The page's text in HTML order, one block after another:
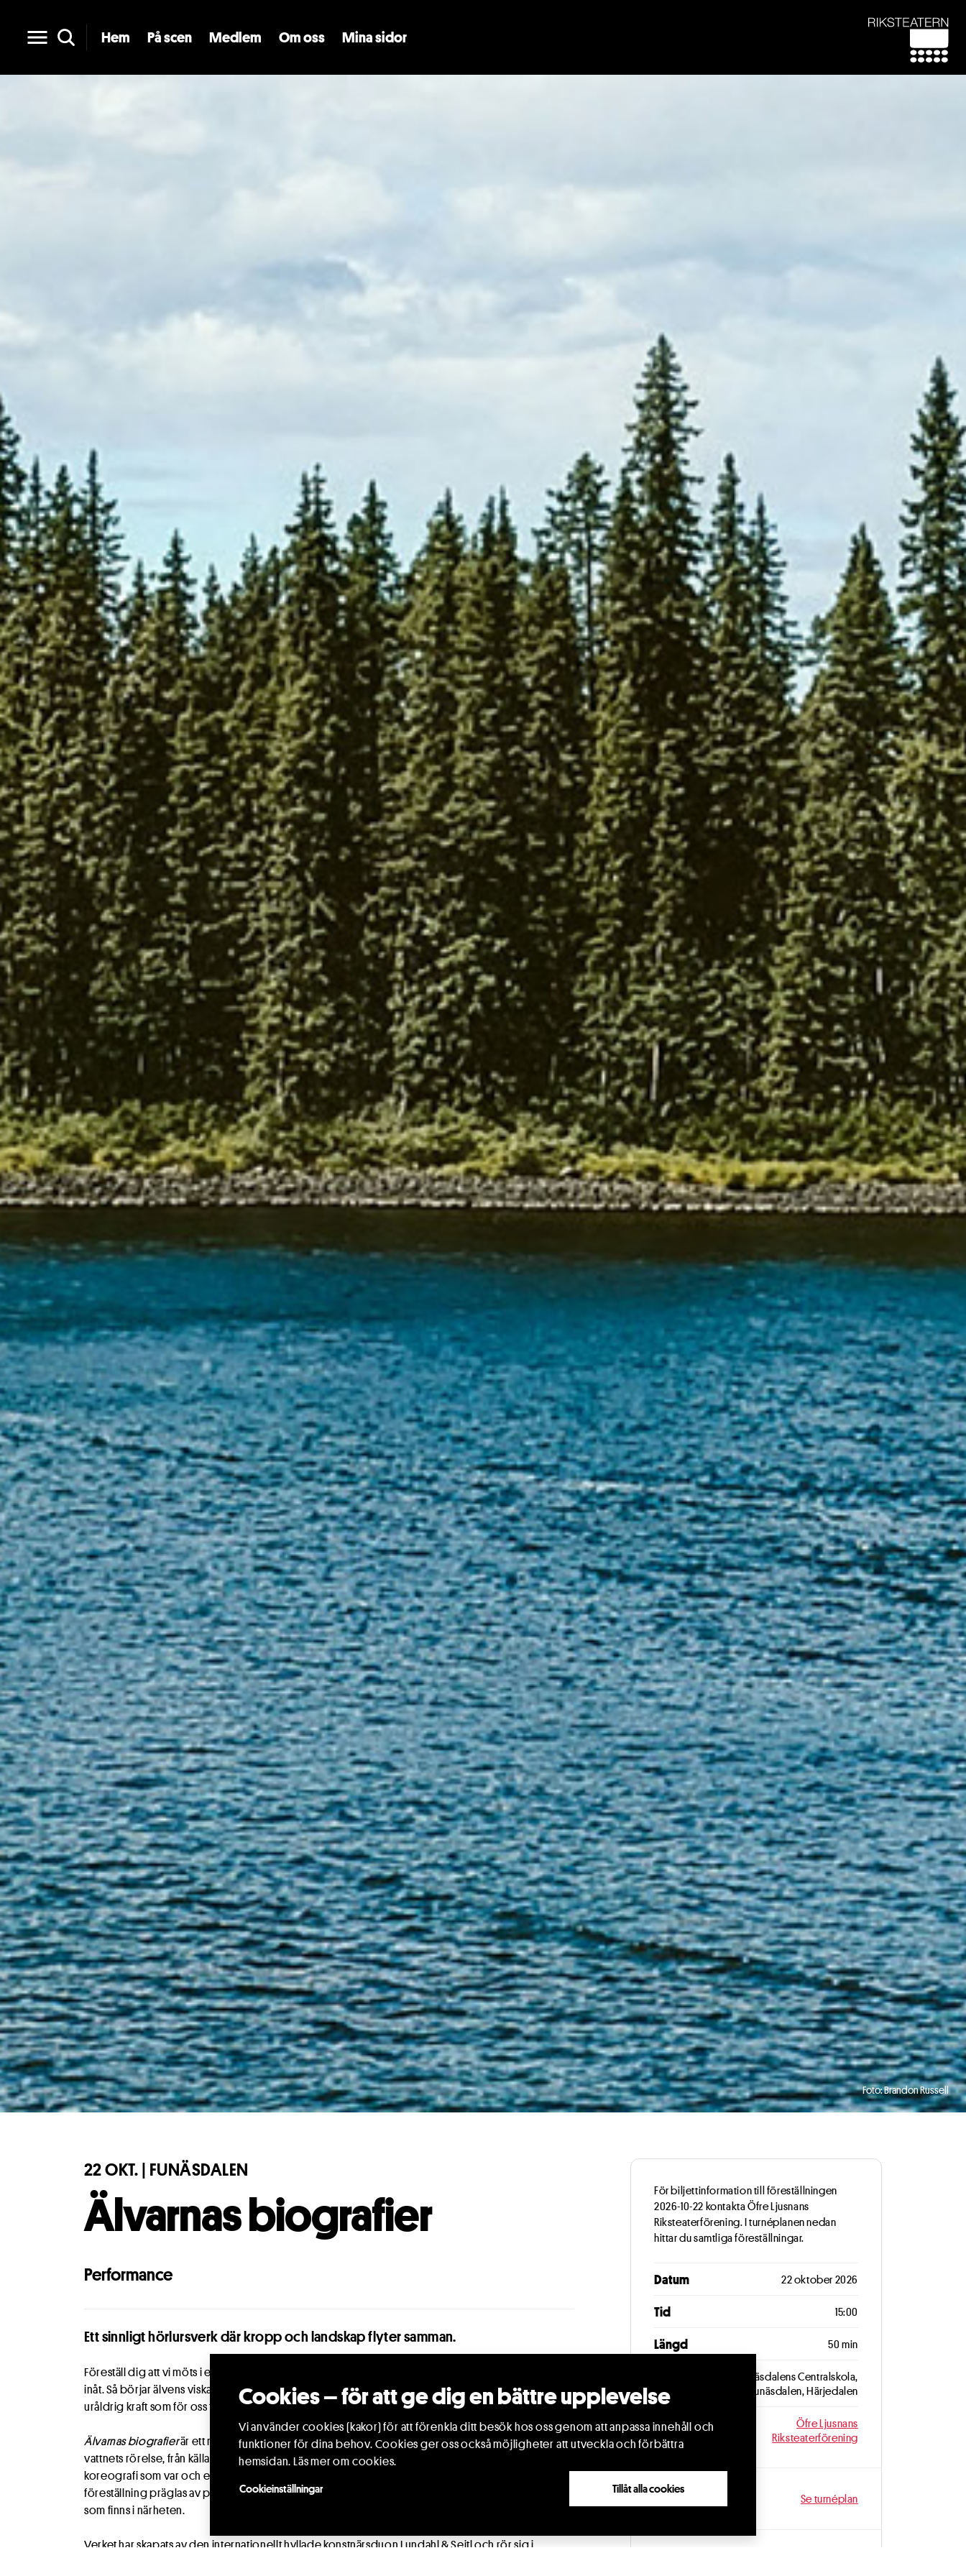
Cookies – för att ge dig en bättre upplevelse
Vi använder cookies (kakor) för att förenkla ditt besök hos oss genom att anpassa innehåll och
funktioner för dina behov. Cookies ger oss också möjligheter att utveckla och förbättra
hemsidan.Läs mer om cookies.
Cookieinställningar Tillåt alla cookies
Hem På scen Medlem Om oss Mina sidor
Foto: Brandon Russell
För biljettinformation till föreställningen
2026-10-22 kontakta Öfre Ljusnans
Riksteaterförening. I turnéplanen nedan
hittar du samtliga föreställningar.
Datum 22 oktober 2026
Tid 15:00
Längd 50 min
Funäsdalens Centralskola,
Funäsdalen, Härjedalen
Arrangör
Öfre Ljusnans
Riksteaterförening
Fler datum Se turnéplan
22 OKT. | FUNÄSDALEN
Älvarnas biografier
Performance
Ett sinnligt hörlursverk där kropp och landskap flyter samman.
Föreställ dig att vi möts i ett rum fyllt av dimma. Vi tar på oss hörlurar och vänder uppmärksamheten
inåt. Så börjar älvens viskande historia. Den rör sig genom rummet som vatten genom sten, som en
uråldrig kraft som för oss framåt längs sin fåra.
Älvarnas biografierär ett meditativt hörlursverk där upp till fyrtio personer tillsammans återskapar
vattnets rörelse, från källan till havet. Genom enkla rörelseinstruktioner formas en gemensam
koreografi som var och en tolkar efter sin egen förmåga. Publiken blir en del av verket, och varje
föreställning präglas av platsen där den sker: av de människor som deltar och av de vattendrag
som finns i närheten.
Verket har skapats av den internationellt hyllade konstnärsduon Lundahl & Seitl och rör sig i